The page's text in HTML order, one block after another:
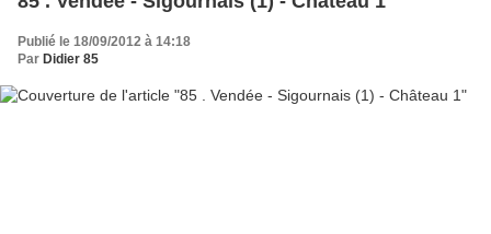
Publié le 18/09/2012 à 14:18
Par Didier 85